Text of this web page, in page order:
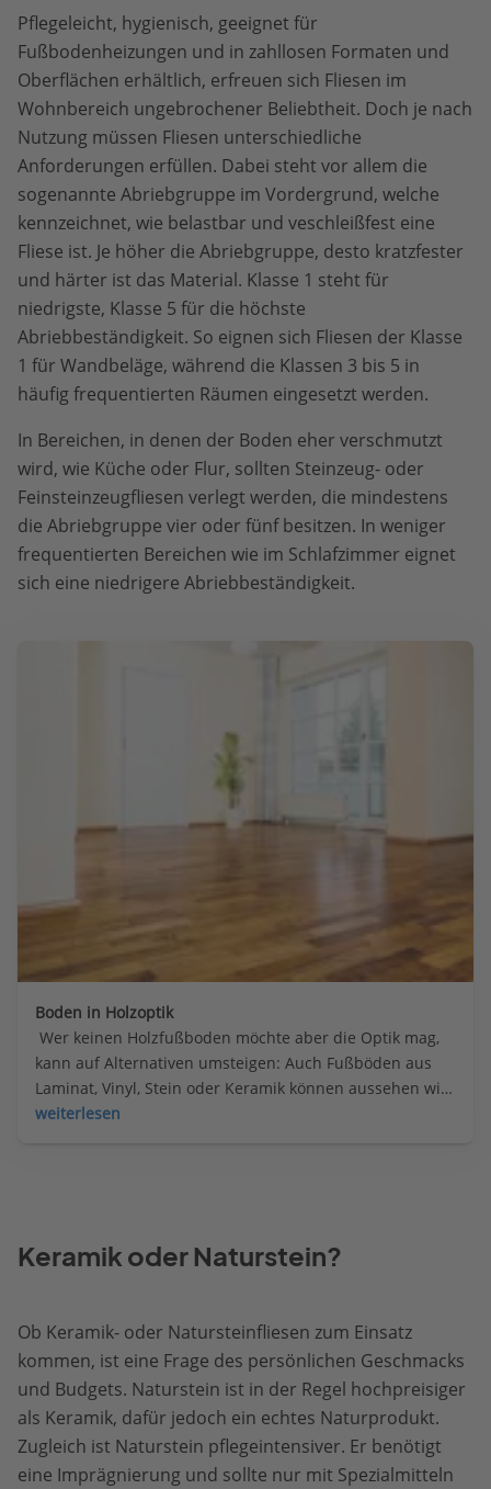
Pflegeleicht, hygienisch, geeignet für
Fußbodenheizungen und in zahllosen Formaten und
Oberflächen erhältlich, erfreuen sich Fliesen im
Wohnbereich ungebrochener Beliebtheit. Doch je nach
Nutzung müssen Fliesen unterschiedliche
Anforderungen erfüllen. Dabei steht vor allem die
sogenannte Abriebgruppe im Vordergrund, welche
kennzeichnet, wie belastbar und veschleißfest eine
Fliese ist. Je höher die Abriebgruppe, desto kratzfester
und härter ist das Material. Klasse 1 steht für
niedrigste, Klasse 5 für die höchste
Abriebbeständigkeit. So eignen sich Fliesen der Klasse
1 für Wandbeläge, während die Klassen 3 bis 5 in
häufig frequentierten Räumen eingesetzt werden.
In Bereichen, in denen der Boden eher verschmutzt
wird, wie Küche oder Flur, sollten Steinzeug- oder
Feinsteinzeugfliesen verlegt werden, die mindestens
die Abriebgruppe vier oder fünf besitzen. In weniger
frequentierten Bereichen wie im Schlafzimmer eignet
sich eine niedrigere Abriebbeständigkeit.
Boden in Holzoptik
Wer keinen Holzfußboden möchte aber die Optik mag,
kann auf Alternativen umsteigen: Auch Fußböden aus
Laminat, Vinyl, Stein oder Keramik können aussehen wie
Holz – und sind dabei robuster oder besonders einfach
weiterlesen
Keramik oder Naturstein?
Ob Keramik- oder Natursteinfliesen zum Einsatz
kommen, ist eine Frage des persönlichen Geschmacks
und Budgets. Naturstein ist in der Regel hochpreisiger
als Keramik, dafür jedoch ein echtes Naturprodukt.
Zugleich ist Naturstein pflegeintensiver. Er benötigt
eine Imprägnierung und sollte nur mit Spezialmitteln